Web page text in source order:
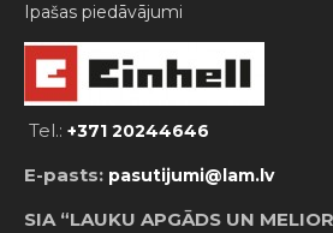
Ipašas piedāvājumi
Tel.: +371 20244646
E-pasts: pasutijumi@lam.lv
SIA “LAUKU APGĀDS UN